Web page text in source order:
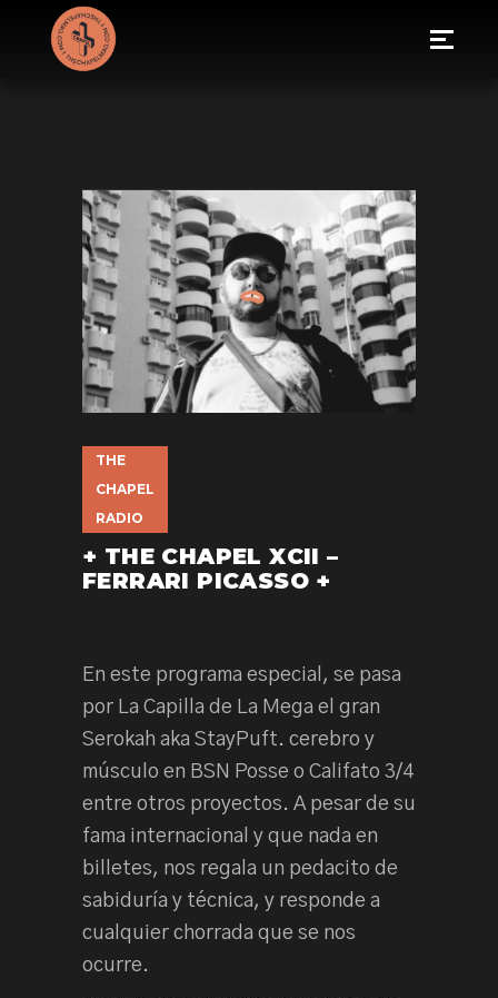
THE
CHAPEL
RADIO
+ THE CHAPEL XCII –
FERRARI PICASSO +
En este programa especial, se pasa
por La Capilla de La Mega el gran
Serokah aka StayPuft. cerebro y
músculo en BSN Posse o Califato 3/4
entre otros proyectos. A pesar de su
fama internacional y que nada en
billetes, nos regala un pedacito de
sabiduría y técnica, y responde a
cualquier chorrada que se nos
ocurre.